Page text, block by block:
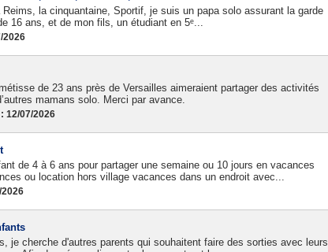
la cinquantaine, Sportif, je suis un papa solo assurant la garde
16 ans, et de mon fils, un étudiant en 5ᵉ...
2026
de 23 ans près de Versailles aimeraient partager des activités
mamans solo. Merci par avance.
12/07/2026
de 4 à 6 ans pour partager une semaine ou 10 jours en vacances
ou location hors village vacances dans un endroit avec...
2026
je cherche d'autres parents qui souhaitent faire des sorties avec leurs